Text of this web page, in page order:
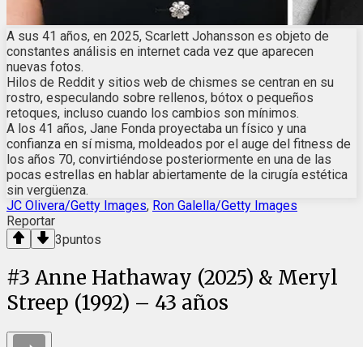
A sus 41 años, en 2025, Scarlett Johansson es objeto de
constantes análisis en internet cada vez que aparecen
nuevas fotos.
Hilos de Reddit y sitios web de chismes se centran en su
rostro, especulando sobre rellenos, bótox o pequeños
retoques, incluso cuando los cambios son mínimos.
A los 41 años, Jane Fonda proyectaba un físico y una
confianza en sí misma, moldeados por el auge del fitness de
los años 70, convirtiéndose posteriormente en una de las
pocas estrellas en hablar abiertamente de la cirugía estética
sin vergüenza.
JC Olivera/Getty Images, Ron Galella/Getty Images
Reportar
3puntos
#3 Anne Hathaway (2025) & Meryl
Streep (1992) – 43 años